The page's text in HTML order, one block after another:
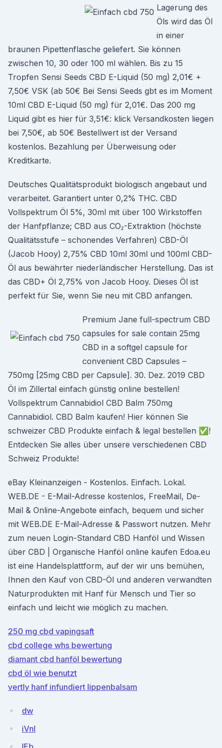
Lagerung des
Öls wird das Öl
in einer
braunen Pipettenflasche geliefert. Sie können
zwischen 10, 30 oder 100 ml wählen. Bis zu 15
Tropfen Sensi Seeds CBD E-Liquid (50 mg) 2,01€ +
7,50€ VSK (ab 50€ Bei Sensi Seeds gbt es im Moment
10ml CBD E-Liquid (50 mg) für 2,01€. Das 200 mg
Liquid gibt es hier für 3,51€: klick Versandkosten liegen
bei 7,50€, ab 50€ Bestellwert ist der Versand
kostenlos. Bezahlung per Überweisung oder
Kreditkarte.
Deutsches Qualitätsprodukt biologisch angebaut und
verarbeitet. Garantiert unter 0,2% THC. CBD
Vollspektrum Öl 5%, 30ml mit über 100 Wirkstoffen
der Hanfpflanze; CBD aus CO₂-Extraktion (höchste
Qualitätsstufe – schonendes Verfahren) CBD-Öl
(Jacob Hooy) 2,75% CBD 10ml 30ml und 100ml CBD-
Öl aus bewährter niederländischer Herstellung. Das ist
das CBD+ Öl 2,75% von Jacob Hooy. Dieses Öl ist
perfekt für Sie, wenn Sie neu mit CBD anfangen.
Premium Jane full-spectrum CBD
capsules for sale contain 25mg
CBD in a softgel capsule for
convenient CBD Capsules –
750mg [25mg CBD per Capsule]. 30. Dez. 2019 CBD
Öl im Zillertal einfach günstig online bestellen!
Vollspektrum Cannabidiol CBD Balm 750mg
Cannabidiol. CBD Balm kaufen! Hier können Sie
schweizer CBD Produkte einfach & legal bestellen ✅!
Entdecken Sie alles über unsere verschiedenen CBD
Schweiz Produkte!
eBay Kleinanzeigen - Kostenlos. Einfach. Lokal.
WEB.DE - E-Mail-Adresse kostenlos, FreeMail, De-
Mail & Online-Angebote einfach, bequem und sicher
mit WEB.DE E-Mail-Adresse & Passwort nutzen. Mehr
zum neuen Login-Standard CBD Hanföl und Wissen
über CBD | Organische Hanföl online kaufen Edoa.eu
ist eine Handelsplattform, auf der wir uns bemühen,
Ihnen den Kauf von CBD-Öl und anderen verwandten
Naturprodukten mit Hanf für Mensch und Tier so
einfach und leicht wie möglich zu machen.
250 mg cbd vapingsaft
cbd college whs bewertung
diamant cbd hanföl bewertung
cbd öl wie benutzt
vertly hanf infundiert lippenbalsam
dw
iVnI